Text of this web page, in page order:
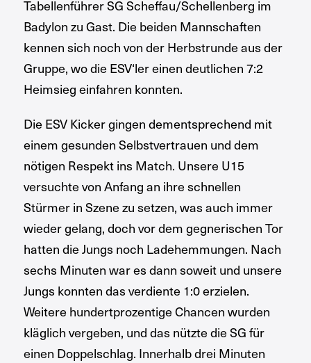
Tabellenführer SG Scheffau/Schellenberg im
Badylon zu Gast. Die beiden Mannschaften
kennen sich noch von der Herbstrunde aus der
Gruppe, wo die ESV‘ler einen deutlichen 7:2
Heimsieg einfahren konnten.
Die ESV Kicker gingen dementsprechend mit
einem gesunden Selbstvertrauen und dem
nötigen Respekt ins Match. Unsere U15
versuchte von Anfang an ihre schnellen
Stürmer in Szene zu setzen, was auch immer
wieder gelang, doch vor dem gegnerischen Tor
hatten die Jungs noch Ladehemmungen. Nach
sechs Minuten war es dann soweit und unsere
Jungs konnten das verdiente 1:0 erzielen.
Weitere hundertprozentige Chancen wurden
kläglich vergeben, und das nützte die SG für
einen Doppelschlag. Innerhalb drei Minuten